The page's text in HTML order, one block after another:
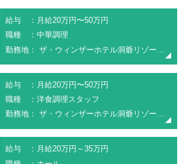
給与 ：月給20万円〜50万円
職種 ：中華調理
給与 ：月給20万円〜50万円
職種 ：洋食調理スタッフ
勤務地： ザ・ウィンザーホテル洞爺リゾート＆スパ
給与 ：月給20万円～35万円